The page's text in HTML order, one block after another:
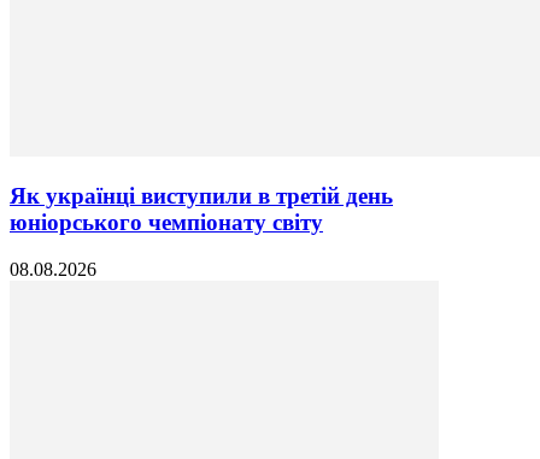
Як українці виступили в третій день
юніорського чемпіонату світу
08.08.2026